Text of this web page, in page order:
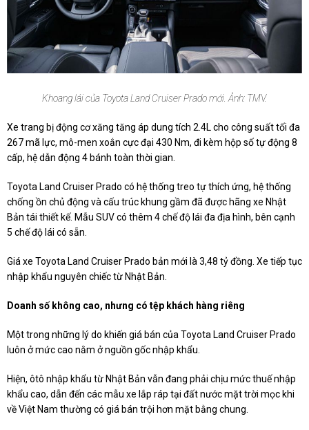
Khoang lái của Toyota Land Cruiser Prado mới. Ảnh: TMV.
Xe trang bị động cơ xăng tăng áp dung tích 2.4L cho công suất tối đa
267 mã lực, mô-men xoắn cực đại 430 Nm, đi kèm hộp số tự động 8
cấp, hệ dẫn động 4 bánh toàn thời gian.
Toyota Land Cruiser Prado có hệ thống treo tự thích ứng, hệ thống
chống ồn chủ động và cấu trúc khung gầm đã được hãng xe Nhật
Bản tái thiết kế. Mẫu SUV có thêm 4 chế độ lái đa địa hình, bên cạnh
5 chế độ lái có sẵn.
Giá xe Toyota Land Cruiser Prado bản mới là 3,48 tỷ đồng. Xe tiếp tục
nhập khẩu nguyên chiếc từ Nhật Bản.
Doanh số không cao, nhưng có tệp khách hàng riêng
Một trong những lý do khiến giá bán của Toyota Land Cruiser Prado
luôn ở mức cao nằm ở nguồn gốc nhập khẩu.
Hiện, ôtô nhập khẩu từ Nhật Bản vẫn đang phải chịu mức thuế nhập
khẩu cao, dẫn đến các mẫu xe lắp ráp tại đất nước mặt trời mọc khi
về Việt Nam thường có giá bán trội hơn mặt bằng chung.